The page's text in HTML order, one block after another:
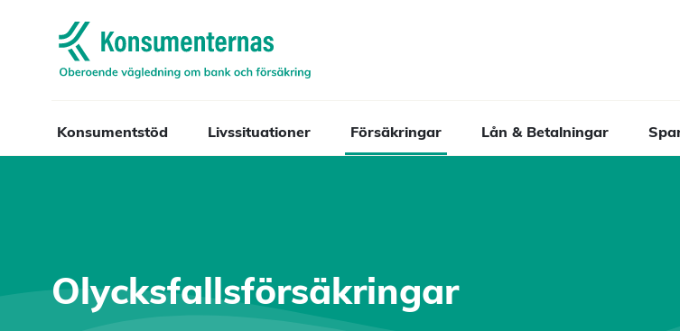
Navigera till startsidan
Konsumentstöd Livssituationer Försäkringar Lån & Betalningar
Olycksfallsförsäkringar